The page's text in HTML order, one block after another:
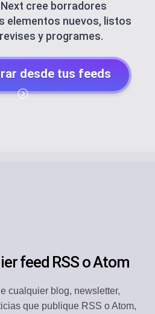
cree borradores
elementos nuevos, listos
y programes.
desde tus feeds
feed RSS o Atom
cualquier blog, newsletter,
que publique RSS o Atom,